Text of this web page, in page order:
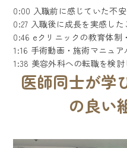
0:00 入職前に感じていた不
0:27 入職後に成長を実感した
0:46 eクリニックの教育体制
1:16 手術動画・施術マニュ
1:38 美容外科への転職を検
医師同士が学
の良い